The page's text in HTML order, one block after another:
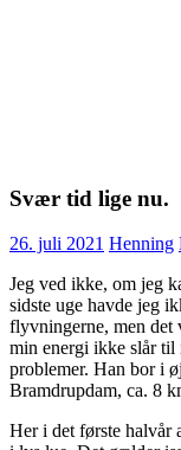
Svær tid lige nu.
26. juli 2021 Henning
Jeg ved ikke, om jeg
sidste uge havde jeg
flyvningerne, men det
min energi ikke slår
problemer. Han bor i
Bramdrupdam, ca. 8
Her i det første halvår